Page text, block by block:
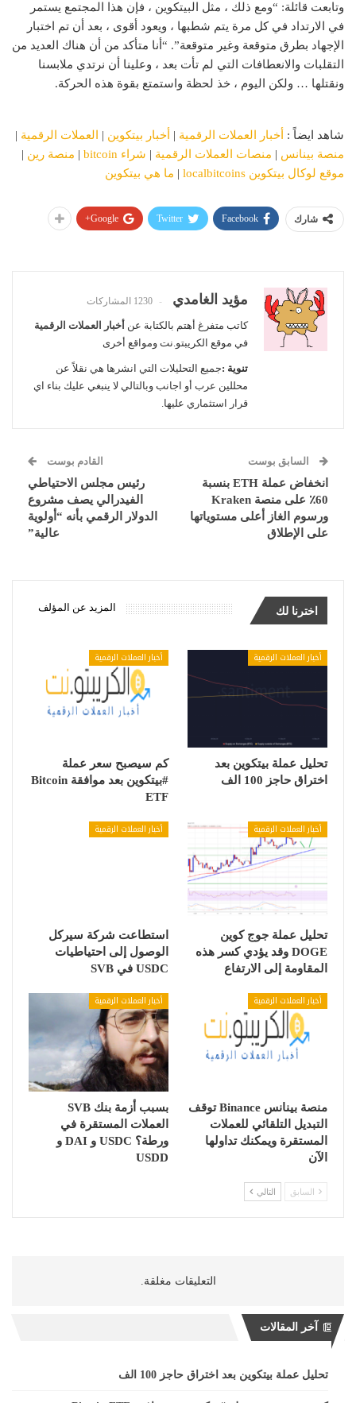
وتابعت قائلة: “ومع ذلك ، مثل البيتكوين ، فإن هذا المجتمع يستمر
في الارتداد في كل مرة يتم شطبها ، ويعود أقوى ، بعد أن تم اختبار
الإجهاد بطرق متوقعة وغير متوقعة”. “أنا متأكد من أن هناك العديد من
التقلبات والانعطافات التي لم تأت بعد ، وعلينا أن نرتدي ملابسنا
ونقتلها … ولكن اليوم ، خذ لحظة واستمتع بقوة هذه الحركة.
شاهد ايضاً : أخبار العملات الرقمية | أخبار بيتكوين | العملات الرقمية |
منصة بينانس | منصات العملات الرقمية | شراء bitcoin | منصة رين |
موقع لوكال بيتكوين localbitcoins
| ما هي بيتكوين
شارك Facebook
Twitter
Google+
مؤيد الغامدي 1230 المشاركات
كاتب متفرغ أهتم بالكتابة عن أخبار العملات الرقمية
في موقع الكريبتو.نت ومواقع أخرى
تنوية :جميع التحليلات التي انشرها هي نقلاً عن
محللين عرب أو اجانب وبالتالي لا ينبغي عليك بناء اي
قرار استثماري عليها.
السابق بوست
انخفاض عملة ETH بنسبة
60٪ على منصة Kraken
ورسوم الغاز أعلى مستوياتها
على الإطلاق
القادم بوست
رئيس مجلس الاحتياطي
الفيدرالي يصف مشروع
الدولار الرقمي بأنه “أولوية
عالية”
اخترنا لك المزيد عن المؤلف
أخبار العملات الرقمية
تحليل عملة بيتكوين بعد
اختراق حاجز 100 الف
أخبار العملات الرقمية
كم سيصبح سعر عملة
#بيتكوين بعد موافقة Bitcoin
ETF
أخبار العملات الرقمية
تحليل عملة جوج كوين
DOGE وقد يؤدي كسر هذه
المقاومة إلى الارتفاع
أخبار العملات الرقمية
استطاعت شركة سيركل
الوصول إلى احتياطيات
USDC في SVB
أخبار العملات الرقمية
منصة بينانس Binance توقف
التبديل التلقائي للعملات
المستقرة ويمكنك تداولها
الآن
أخبار العملات الرقمية
بسبب أزمة بنك SVB
العملات المستقرة في
ورطة؟ USDC و DAI و
USDD
السابق التالي
التعليقات مغلقة.
آخر المقالات
تحليل عملة بيتكوين بعد اختراق حاجز 100 الف